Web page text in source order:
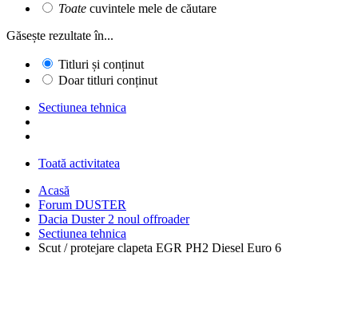
Toate cuvintele mele de căutare
Găsește rezultate în...
Titluri și conținut
Doar titluri conținut
Sectiunea tehnica
Toată activitatea
Acasă
Forum DUSTER
Dacia Duster 2 noul offroader
Sectiunea tehnica
Scut / protejare clapeta EGR PH2 Diesel Euro 6